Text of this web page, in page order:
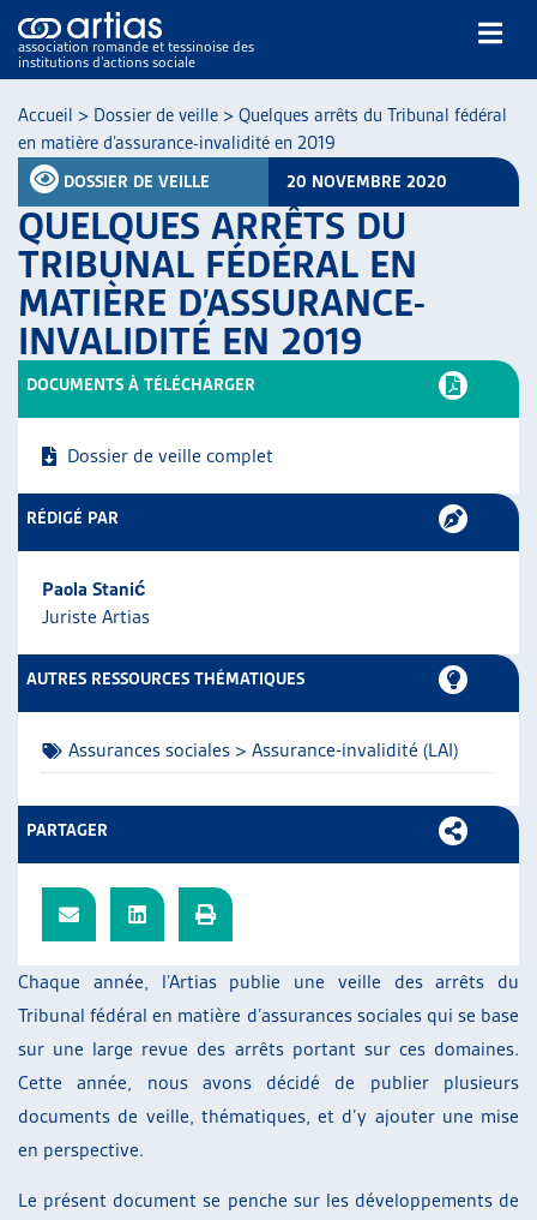
association romande et tessinoise des
institutions d’actions sociale
NOS PUBLICATIONS
ARTICLES
DOSSIERS DU MOIS
VEILLE
THÉMATIQUES
GUIDE SOCIAL ROMAND
AUTRES
L’ASSOCIATION
PROJETS ET ACTIVITÉS
JOURNÉES D’AUTOMNE
Accueil > Dossier de veille > Quelques arrêts du Tribunal fédéral
en matière d’assurance-invalidité en 2019
DOSSIER DE VEILLE 20 NOVEMBRE 2020
QUELQUES ARRÊTS DU
TRIBUNAL FÉDÉRAL EN
MATIÈRE D’ASSURANCE-
INVALIDITÉ EN 2019
Chaque année, l’Artias publie une veille des arrêts du
Tribunal fédéral en matière d’assurances sociales qui se base
sur une large revue des arrêts portant sur ces domaines.
Cette année, nous avons décidé de publier plusieurs
documents de veille, thématiques, et d’y ajouter une mise
en perspective.
Le présent document se penche sur les développements de
DOCUMENTS À TÉLÉCHARGER
Dossier de veille complet
RÉDIGÉ PAR
Paola Stanić
Juriste Artias
AUTRES RESSOURCES THÉMATIQUES
Assurances sociales > Assurance-invalidité (LAI)
PARTAGER